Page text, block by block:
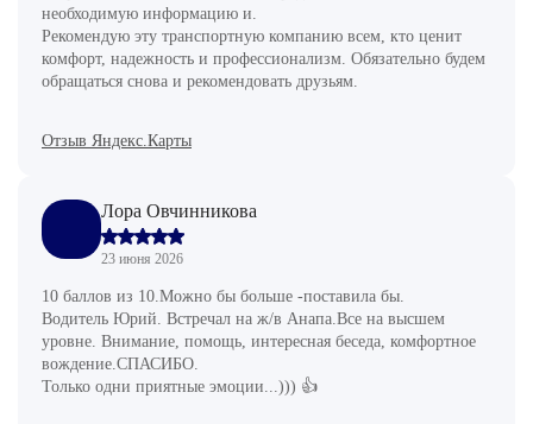
необходимую информацию и.
Рекомендую эту транспортную компанию всем, кто ценит
комфорт, надежность и профессионализм. Обязательно будем
обращаться снова и рекомендовать друзьям.
Отзыв Яндекс.Карты
Лора Овчинникова
23 июня 2026
10 баллов из 10.Можно бы больше -поставила бы.
Водитель Юрий. Встречал на ж/в Анапа.Все на высшем
уровне. Внимание, помощь, интересная беседа, комфортное
вождение.СПАСИБО.
Только одни приятные эмоции...))) 👍